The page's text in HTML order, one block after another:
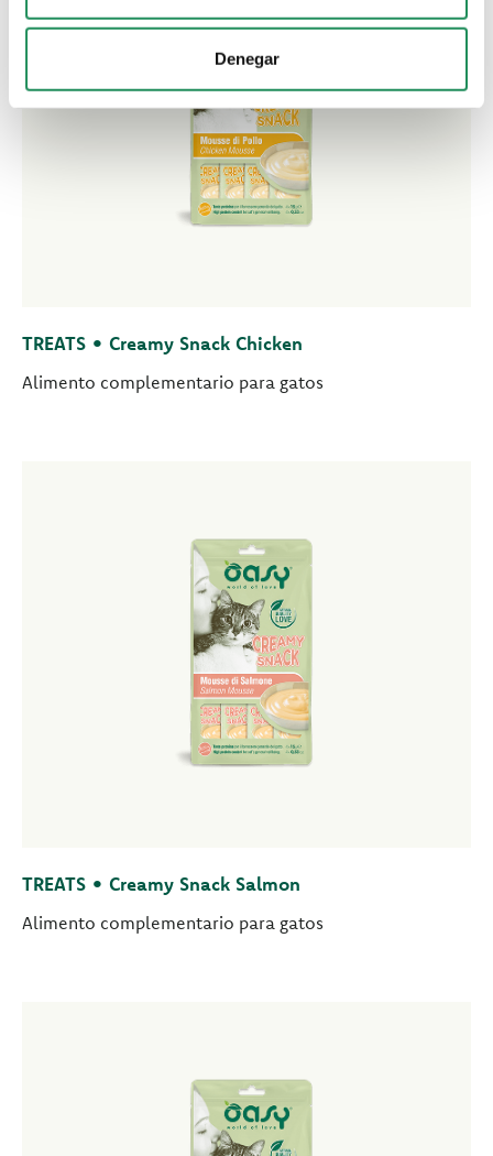
Denegar
TREATS • Creamy Snack Chicken
Alimento complementario para gatos
TREATS • Creamy Snack Salmon
Alimento complementario para gatos